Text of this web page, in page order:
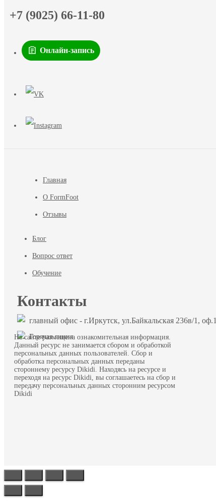
+7 (9025) 66-11-80
Онлайн-запись
Главная
О FormFoot
Отзывы
Блог
Вопрос ответ
Обучение
Контакты
главный офис - г.Иркутск, ул.Байкальская 236в/1, оф.1
Горячая линия
На сайте размещена ознакомительная информация.
Данный ресурс не занимается сбором и обработкой
персональных данных пользователей. Сбор и
обработка персональных данных переданы
стороннему ресурсу Dikidi. Находясь на ресурсе и
переходя на ресурс Dikidi, вы соглашаетесь на сбор и
передачу персональных данных сторонним ресурсом
Dikidi